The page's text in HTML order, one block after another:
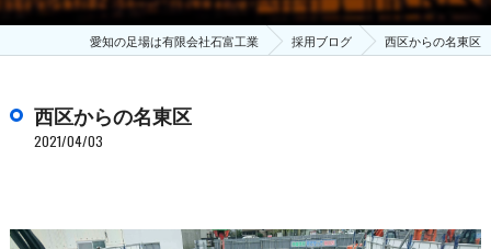
愛知の足場は有限会社石富工業 採用ブログ 西区からの名東区
西区からの名東区
2021/04/03